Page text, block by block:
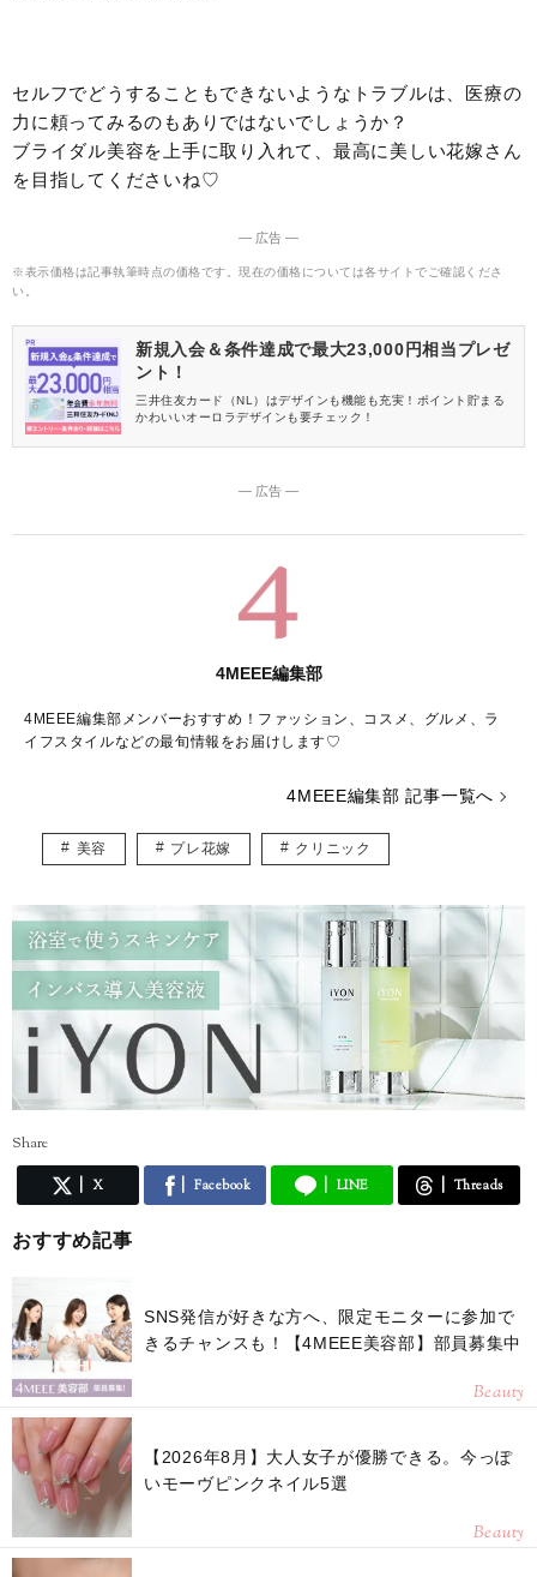
セルフでどうすることもできないようなトラブルは、医療の
力に頼ってみるのもありではないでしょうか？
ブライダル美容を上手に取り入れて、最高に美しい花嫁さん
を目指してくださいね♡
― 広告 ―
※表示価格は記事執筆時点の価格です。現在の価格については各サイトでご確認くださ
い。
新規入会＆条件達成で最大23,000円相当プレゼ
ント！
三井住友カード（NL）はデザインも機能も充実！ポイント貯まる
かわいいオーロラデザインも要チェック！
― 広告 ―
4MEEE編集部
4MEEE編集部メンバーおすすめ！ファッション、コスメ、グルメ、ラ
イフスタイルなどの最旬情報をお届けします♡
4MEEE編集部 記事一覧へ
美容 プレ花嫁 クリニック
Share
X Facebook LINE Threads
おすすめ記事
SNS発信が好きな方へ、限定モニターに参加で
きるチャンスも！【4MEEE美容部】部員募集中
Beauty
【2026年8月】大人女子が優勝できる。今っぽ
いモーヴピンクネイル5選
Beauty